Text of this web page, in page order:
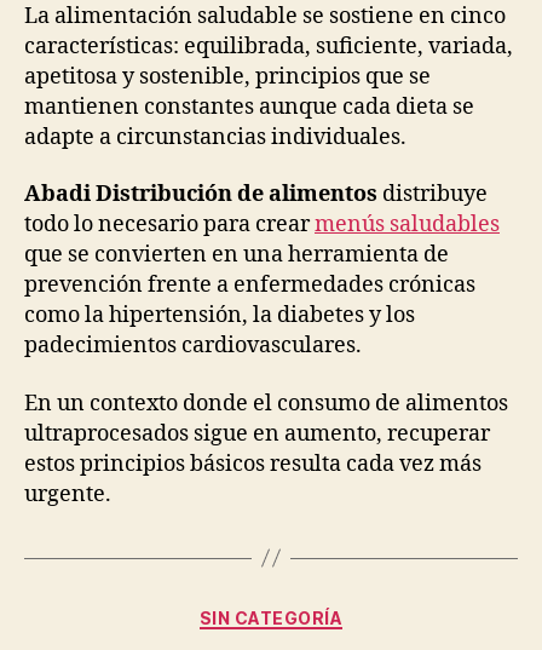
La alimentación saludable se sostiene en cinco
características: equilibrada, suficiente, variada,
apetitosa y sostenible, principios que se
mantienen constantes aunque cada dieta se
adapte a circunstancias individuales.
Abadi Distribución de alimentos distribuye
todo lo necesario para crearmenús saludables
que se convierten en una herramienta de
prevención frente a enfermedades crónicas
como la hipertensión, la diabetes y los
padecimientos cardiovasculares.
En un contexto donde el consumo de alimentos
ultraprocesados sigue en aumento, recuperar
estos principios básicos resulta cada vez más
urgente.
Categorías
SIN CATEGORÍA